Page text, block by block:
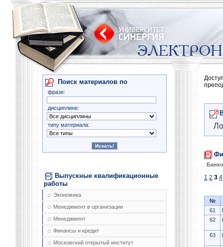
Поиск материалов по
фразе:
дисциплине:
типу материала:
Выпускные квалификационные
работы
Экономика
Менеджмент в организации
Менеджмент
Финансы и кредит
Московский открытый институт
1 2 3 4
№
61
62
63